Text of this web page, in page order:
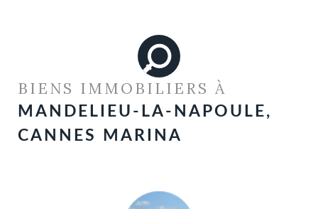
BIENS IMMOBILIERS À
MANDELIEU-LA-NAPOULE,
CANNES MARINA